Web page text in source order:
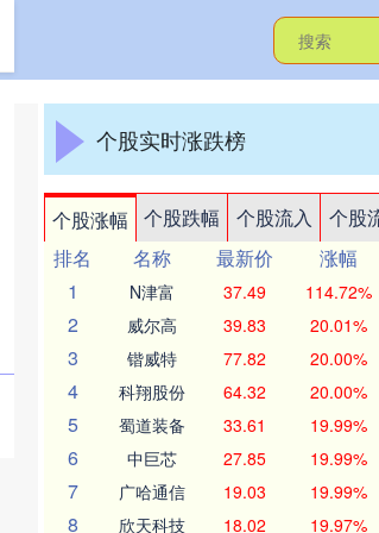
个股实时涨跌榜
个股涨幅 个股跌幅 个股流入 个股
排名
名称 最新价 涨幅
1
N津富 37.49 114.72%
2 威尔高 39.83 20.01%
3 锴威特 77.82 20.00%
4 科翔股份 64.32 20.00%
5 蜀道装备 33.61 19.99%
6 中巨芯 27.85 19.99%
7 广哈通信 19.03 19.99%
8 欣天科技 18.02 19.97%